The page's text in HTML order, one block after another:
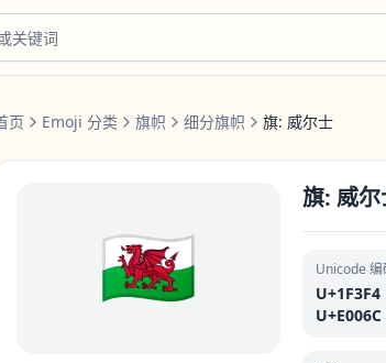
页 Emoji 分类 旗帜 细分旗帜 旗: 威尔士
🏴󠁧󠁢󠁷󠁬󠁳󠁿
旗: 威尔
Unicode 编